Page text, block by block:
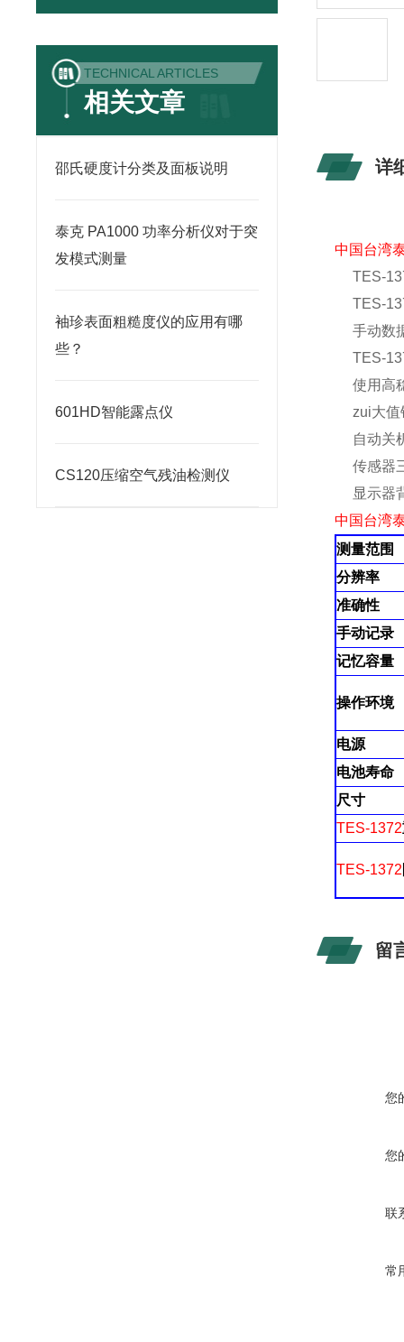
TECHNICAL ARTICLES
相关文章
邵氏硬度计分类及面板说明
泰克 PA1000 功率分析仪对于突
发模式测量
袖珍表面粗糙度仪的应用有哪
些？
601HD智能露点仪
CS120压缩空气残油检测仪
详
中国台湾
TES-
TES-
手动数
TES-
使用高
zui大值
自动关
传感器
显示器
中国台湾
测量范围
分辨率
准确性
手动记录
记忆容量
操作环境
电源
电池寿命
尺寸
TES-1372
TES-1372
留
您
您
联
常